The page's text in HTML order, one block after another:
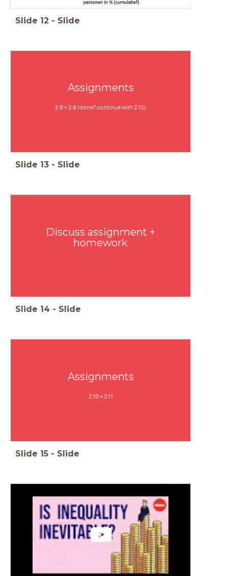
Slide 12 - Slide
Assignments
2.8 + 2.9 (done? continue with 2.10)
Slide 13 - Slide
Discuss assignment +
homework
Slide 14 - Slide
Assignments
2.10 + 2.11
Slide 15 - Slide